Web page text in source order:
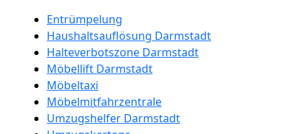
Entrümpelung
Haushaltsauflösung Darmstadt
Halteverbotszone Darmstadt
Möbellift Darmstadt
Möbeltaxi
Möbelmitfahrzentrale
Umzugshelfer Darmstadt